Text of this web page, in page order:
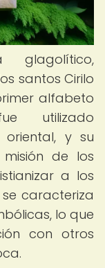
santos Cirilo
alfabeto
utilizado
oriental, y su
de los
a los
caracteriza
lo que
con otros